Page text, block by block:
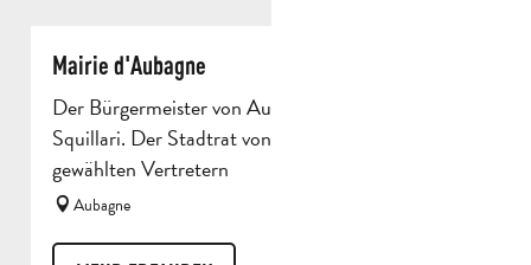
Mairie d'Aubagne
Der Bürgermeister von Aubagne Jean-Pierre
Squillari. Der Stadtrat von Aubagne besteht aus 42
gewählten Vertretern
Aubagne